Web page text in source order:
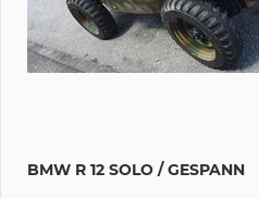
BMW R 12 SOLO / GESPANN